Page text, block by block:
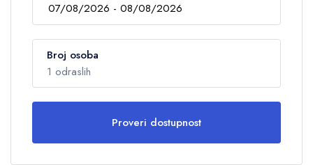
Broj osoba
1 odraslih
Odrasli 1
Proveri dostupnost